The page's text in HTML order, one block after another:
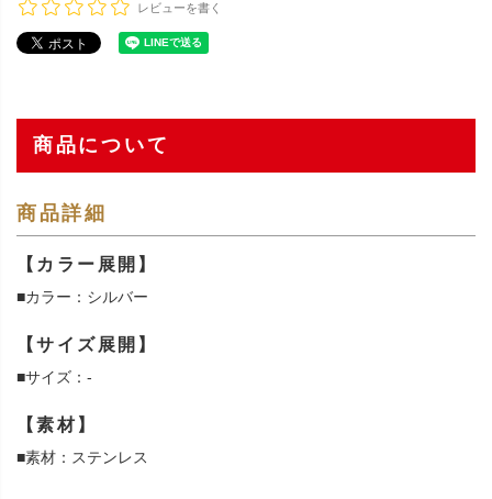
レビューを書く
商品について
商品詳細
【カラー展開】
■カラー：シルバー
【サイズ展開】
■サイズ：-
【素材】
■素材：ステンレス